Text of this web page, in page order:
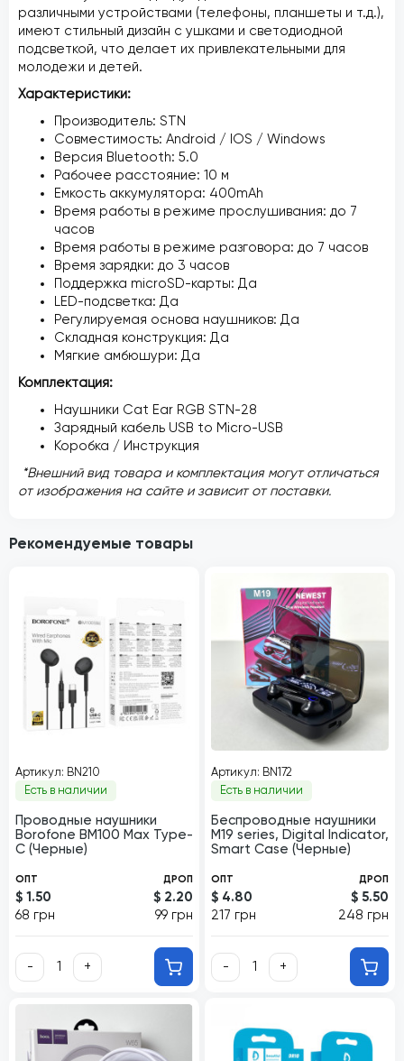
различными устройствами (телефоны, планшеты и т.д.),
имеют стильный дизайн с ушками и светодиодной
подсветкой, что делает их привлекательными для
молодежи и детей.
Характеристики:
Производитель: STN
Совместимость: Android / IOS / Windows
Версия Bluetooth: 5.0
Рабочее расстояние: 10 м
Емкость аккумулятора: 400mAh
Время работы в режиме прослушивания: до 7
часов
Время работы в режиме разговора: до 7 часов
Время зарядки: до 3 часов
Поддержка microSD-карты: Да
LED-подсветка: Да
Регулируемая основа наушников: Да
Складная конструкция: Да
Мягкие амбюшури: Да
Комплектация:
Наушники Cat Ear RGB STN-28
Зарядный кабель USB to Micro-USB
Коробка / Инструкция
*Внешний вид товара и комплектация могут отличаться
от изображения на сайте и зависит от поставки.
Рекомендуемые товары
Артикул: BN210
Есть в наличии
Проводные наушники
Borofone BM100 Max Type-
C (Черные)
ОПТ
$ 1.50
68 грн
ДРОП
$ 2.20
99 грн
- +
Артикул: BN172
Есть в наличии
Беспроводные наушники
M19 series, Digital Indicator,
Smart Case (Черные)
ОПТ
$ 4.80
217 грн
ДРОП
$ 5.50
248 грн
- +